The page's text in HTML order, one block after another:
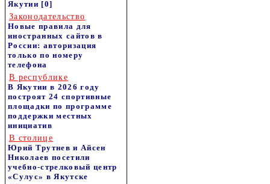
Якутии [0]
Законодательство
Новые правила для
иностранных сайтов в
России: авторизация
только по номеру
телефона
В республике
В Якутии в 2026 году
построят 24 спортивные
площадки по программе
поддержки местных
инициатив
В столице
Юрий Трутнев и Айсен
Николаев посетили
учебно-стрелковый центр
«Сулус» в Якутске